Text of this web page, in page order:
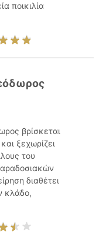
ποικιλία
βρίσκεται
ξεχωρίζει
του
διαθέτει
κλάδο,